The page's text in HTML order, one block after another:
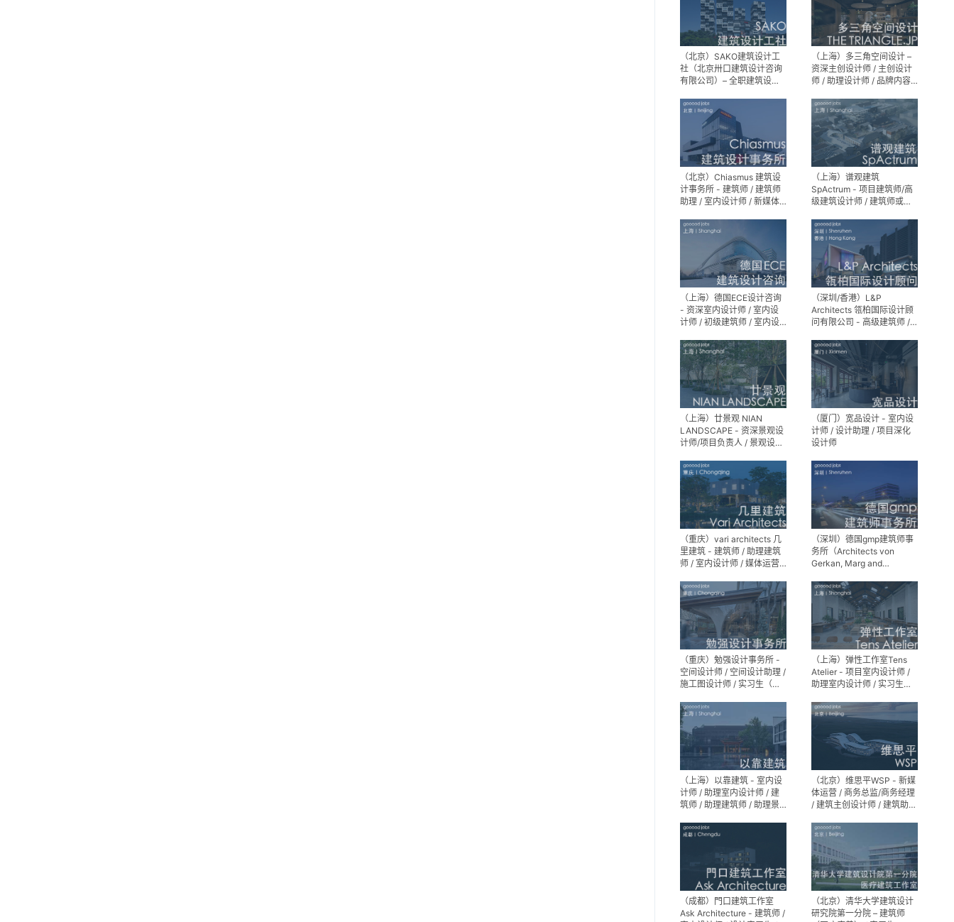
（北京）SAKO建筑设计工
社（北京卅口建筑设计咨询
有限公司）– 全职建筑设计
（上海）多三角空间设计 –
资深主创设计师 / 主创设计
师 / 助理设计师 / 品牌内容
（北京）Chiasmus 建筑设
计事务所 - 建筑师 / 建筑师
助理 / 室内设计师 / 新媒体
（上海）谱观建筑
SpActrum - 项目建筑师/高
级建筑设计师 / 建筑师或助
媒体助理 / 实习生（建筑设
计/媒体，长期有效）
（上海）德国ECE设计咨询
- 资深室内设计师 / 室内设
计师 / 初级建筑师 / 室内设
习生
（深圳/香港）L&P
Architects 瓴柏国际设计顾
问有限公司 - 高级建筑师 /
精装设计师
（上海）廿景观 NIAN
LANDSCAPE - 资深景观设
计师/项目负责人 / 景观设计
（厦门）宽品设计 - 室内设
计师 / 设计助理 / 项目深化
设计师
（重庆）vari architects 几
里建筑 - 建筑师 / 助理建筑
师 / 室内设计师 / 媒体运营
（深圳）德国gmp建筑师事
务所（Architects von
Gerkan, Marg and
（重庆）勉强设计事务所 -
空间设计师 / 空间设计助理 /
施工图设计师 / 实习生（长
（上海）弹性工作室Tens
Atelier - 项目室内设计师 /
助理室内设计师 / 实习生
（上海）以靠建筑 - 室内设
计师 / 助理室内设计师 / 建
筑师 / 助理建筑师 / 助理景
（北京）维思平WSP - 新媒
体运营 / 商务总监/商务经理
/ 建筑主创设计师 / 建筑助理
（成都）門口建筑工作室
Ask Architecture - 建筑师 /
（北京）清华大学建筑设计
研究院第一分院 – 建筑师